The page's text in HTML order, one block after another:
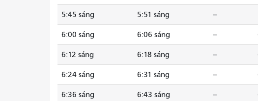
5:45 sáng 5:51 sáng --
6:00 sáng 6:06 sáng --
6:12 sáng 6:18 sáng --
6:24 sáng 6:31 sáng --
6:36 sáng 6:43 sáng --